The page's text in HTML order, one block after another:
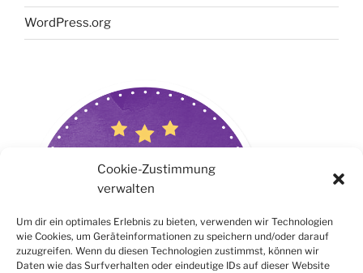
Cookie-Zustimmung
verwalten
Um dir ein optimales Erlebnis zu bieten, verwenden wir Technologien
wie Cookies, um Geräteinformationen zu speichern und/oder darauf
zuzugreifen. Wenn du diesen Technologien zustimmst, können wir
Daten wie das Surfverhalten oder eindeutige IDs auf dieser Website
WordPress.org